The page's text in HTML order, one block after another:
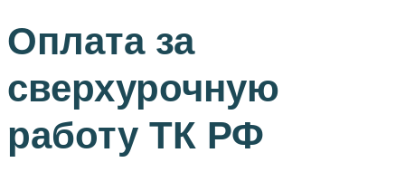
Оплата за
сверхурочную
работу ТК РФ